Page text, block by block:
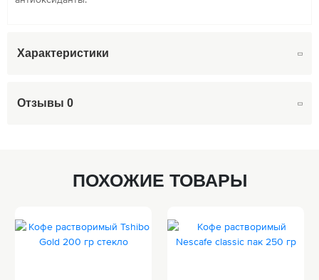
Характеристики
Отзывы 0
ПОХОЖИЕ ТОВАРЫ